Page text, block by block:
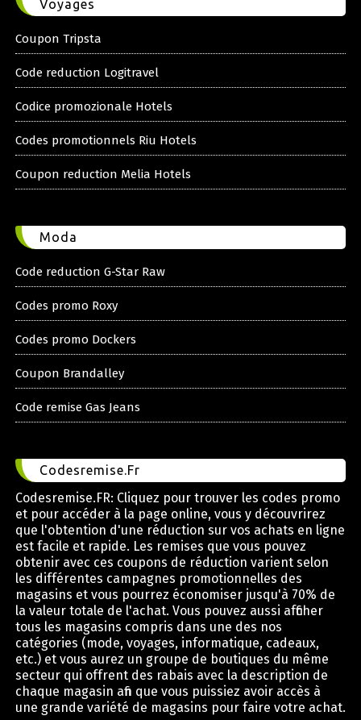
Voyages
Coupon Tripsta
Code reduction Logitravel
Codice promozionale Hotels
Codes promotionnels Riu Hotels
Coupon reduction Melia Hotels
Moda
Code reduction G-Star Raw
Codes promo Roxy
Codes promo Dockers
Coupon Brandalley
Code remise Gas Jeans
Codesremise.Fr
Codesremise.FR: Cliquez pour trouver les codes promo
et pour accéder à la page online, vous y découvrirez
que l'obtention d'une réduction sur vos achats en ligne
est facile et rapide. Les remises que vous pouvez
obtenir avec ces coupons de réduction varient selon
les différentes campagnes promotionnelles des
magasins et vous pourrez économiser jusqu'à 70% de
la valeur totale de l'achat. Vous pouvez aussi afficher
tous les magasins compris dans une des nos
catégories (mode, voyages, informatique, cadeaux,
etc.) et vous aurez un groupe de boutiques du même
secteur qui offrent des rabais avec la description de
chaque magasin afin que vous puissiez avoir accès à
une grande variété de magasins pour faire votre achat.